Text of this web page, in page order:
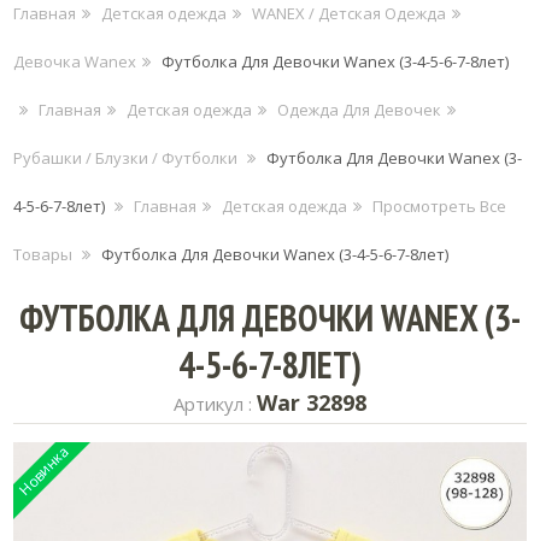
Главная Детская одежда WANEX / Детская Одежда
Девочка Wanex Футболка Для Девочки Wanex (3-4-5-6-7-8лет)
Главная Детская одежда Одежда Для Девочек
Рубашки / Блузки / Футболки Футболка Для Девочки Wanex (3-
4-5-6-7-8лет) Главная Детская одежда Просмотреть Все
Товары Футболка Для Девочки Wanex (3-4-5-6-7-8лет)
ФУТБОЛКА ДЛЯ ДЕВОЧКИ WANEX (3-
4-5-6-7-8ЛЕТ)
Артикул : War 32898